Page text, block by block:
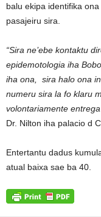
balu ekipa identifika
pasajeiru sira.
“Sira ne’ebe kontaktu
epidemotologia iha
iha ona, sira halo ona
numeru sira la fo klaru
volontariamente
Dr. Nilton iha palacio d
Entertantu dadus
atual baixa sae ba 40.